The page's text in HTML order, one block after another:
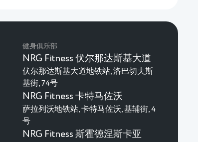
健身俱乐部
NRG Fitness 伏尔那达斯基大道
伏尔那达斯基大道地铁站, 洛巴切夫斯
基街, 74号
NRG Fitness 卡特马佐沃
萨拉列沃地铁站, 卡特马佐沃, 基辅街, 4
号
NRG Fitness 斯霍德涅斯卡亚